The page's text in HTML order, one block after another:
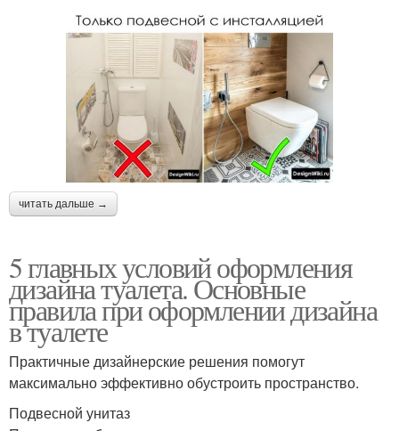
читать дальше →
5 главных условий оформления
дизайна туалета. Основные
правила при оформлении дизайна
в туалете
Практичные дизайнерские решения помогут
максимально эффективно обустроить пространство.
Подвесной унитаз